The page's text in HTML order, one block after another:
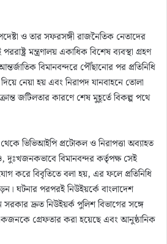
ও তার সফরসঙ্গী রাজনৈতিক নেতাদের
মন্ত্রণালয় একাধিক বিশেষ ব্যবস্থা গ্রহণ
বিমানবন্দরে পৌঁছানোর পর প্রতিনিধি
নেয়া হয় এবং নিরাপদ যানবাহনে তোলা
জটিলতার কারণে শেষ মুহূর্তে বিকল্প পথে
থেকে ভিভিআইপি প্রটোকল ও নিরাপত্তা অব্যাহত
বিমানবন্দর কর্তৃপক্ষ সেই
করে বিবৃতিতে বলা হয়, এর ফলে প্রতিনিধি
ঘটনার পরপরই নিউইয়র্কে বাংলাদেশ
সরকার দ্রুত নিউইয়র্ক পুলিশ বিভাগের সঙ্গে
গ্রেফতার করা হয়েছে এবং আনুষ্ঠানিক